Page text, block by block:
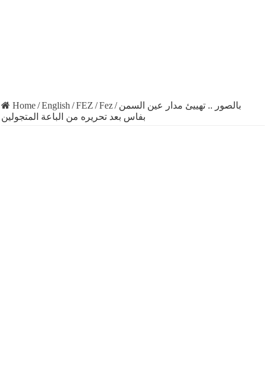
Home/English /FEZ /Fez/ بالصور .. تهييئ مدار عين السمن
بفاس بعد تحريره من الباعة المتجولين